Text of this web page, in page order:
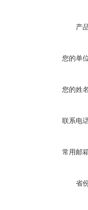
产
您的单
您的姓
联系电
常用邮
省